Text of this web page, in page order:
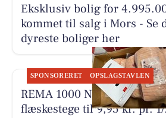
Eksklusiv bolig for
kommet til salg i Mors - Se
dyreste boliger her
SPONSORERET OPSLAGSTAVLEN
REMA 1000 Nykøbing
flæskestege til 9,95 kr. pr.